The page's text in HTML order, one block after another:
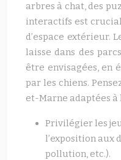
arbres à chat, des
interactifs est
d’espace extérieur.
laisse dans des
être envisagées, en
par les chiens.
et-Marne adaptées à
Privilégier les
l’exposition aux
pollution, etc.).